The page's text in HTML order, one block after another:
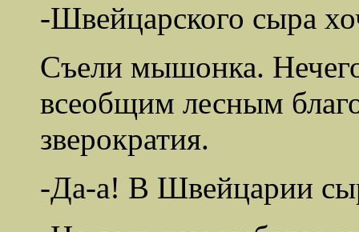
-Швейцарского сыра
Съели мышонка.
всеобщим лесным
зверократия.
-Да-а! В Швейцарии